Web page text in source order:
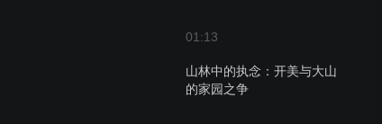
01:13
山林中的执念：开美与大山
的家园之争